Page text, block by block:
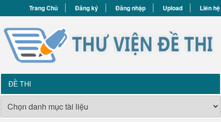
Trang Chủ Đăng ký Đăng nhập Upload Liên hệ
ĐỀ THI